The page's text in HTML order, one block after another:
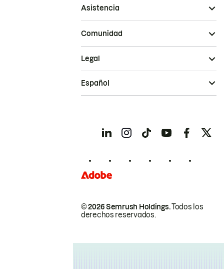
Asistencia
Comunidad
© 2026 Semrush Holdings.Todos los
derechos reservados.
Legal
Español